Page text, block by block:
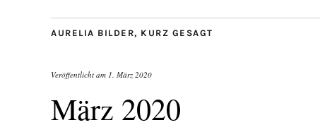
AURELIA BILDER, KURZ GESAGT
Veröffentlicht am 1. März 2020
März 2020